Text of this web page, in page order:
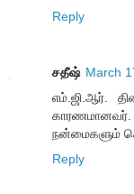
Reply
சதீஷ் March
எம்.ஜி.ஆர்.
நன்மைகளும்
Reply